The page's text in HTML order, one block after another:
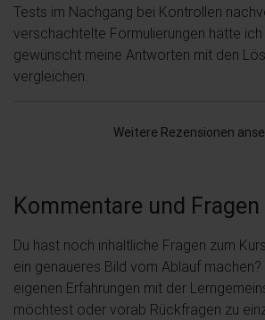
Tests im Nachgang bei Kontrollen
verschachtelte Formulierungen hätte
gewünscht meine Antworten mit den
vergleichen.
Weitere Rezensionen
Kommentare und
Du hast noch inhaltliche Fragen zum
ein genaueres Bild vom Ablauf machen?
eigenen Erfahrungen mit der
möchtest oder vorab Rückfragen zu